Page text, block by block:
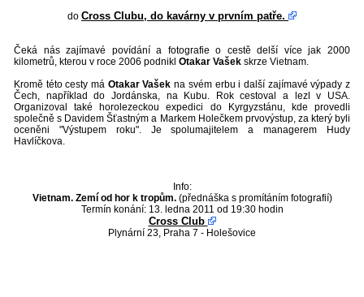
do Cross Clubu, do kavárny v prvním patře.
Čeká nás zajímavé povídání a fotografie o cestě delší více jak 2000
kilometrů, kterou v roce 2006 podnikl Otakar Vašek skrze Vietnam.
Kromě této cesty má Otakar Vašekna svém erbu i další zajímavé výpady z
Čech, například do Jordánska, na Kubu. Rok cestoval a lezl v USA.
Organizoval také horolezeckou expedici do Kyrgyzstánu, kde provedli
společně s Davidem Šťastným a Markem Holečkem prvovýstup, za který byli
oceněni "Výstupem roku". Je spolumajitelem a managerem Hudy
Havlíčkova.
Info:
Vietnam. Zemí od hor k tropům.(přednáška s promítáním fotografií)
Termín konání: 13. ledna 2011 od 19:30 hodin
Cross Club
Plynární 23, Praha 7 - Holešovice